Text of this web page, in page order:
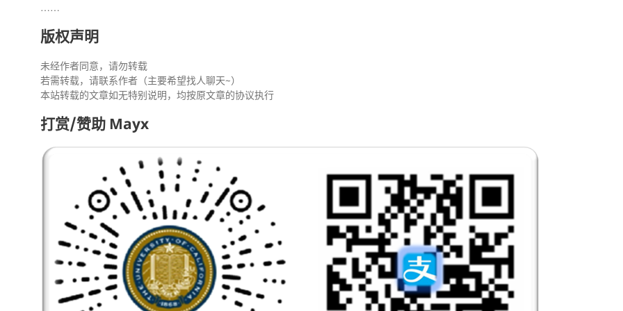
……
版权声明
未经作者同意，请勿转载
若需转载，请联系作者（主要希望找人聊天~）
本站转载的文章如无特别说明，均按原文章的协议执行
打赏/赞助 Mayx